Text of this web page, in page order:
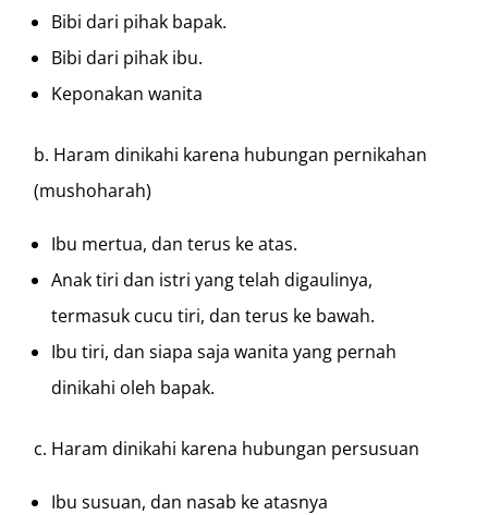
Bibi dari pihak bapak.
Bibi dari pihak ibu.
Keponakan wanita
b. Haram dinikahi karena hubungan pernikahan
(mushoharah)
Ibu mertua, dan terus ke atas.
Anak tiri dan istri yang telah digaulinya,
termasuk cucu tiri, dan terus ke bawah.
Ibu tiri, dan siapa saja wanita yang pernah
dinikahi oleh bapak.
c. Haram dinikahi karena hubungan persusuan
Ibu susuan, dan nasab ke atasnya